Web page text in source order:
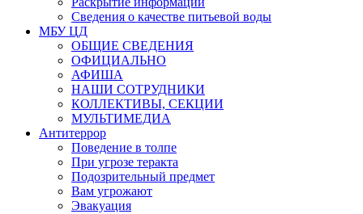
Сведения о качестве питьевой воды
МБУ ЦД
ОБЩИЕ СВЕДЕНИЯ
ОФИЦИАЛЬНО
АФИША
НАШИ СОТРУДНИКИ
КОЛЛЕКТИВЫ, СЕКЦИИ
МУЛЬТИМЕДИА
Антитеррор
Поведение в толпе
При угрозе теракта
Подозрительный предмет
Вам угрожают
Эвакуация